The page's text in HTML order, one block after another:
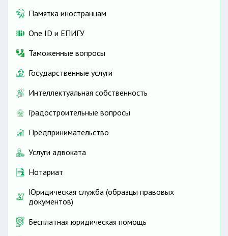
Памятка иностранцам
One ID и ЕПИГУ
Таможенные вопросы
Государственные услуги
Интеллектуальная собственность
Градостроительные вопросы
Предпринимательство
Услуги адвоката
Нотариат
Юридическая служба (образцы правовых
документов)
Бесплатная юридическая помощь